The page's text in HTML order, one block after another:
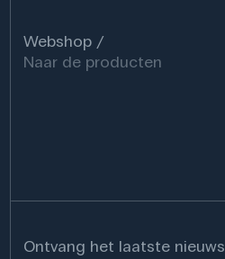
Webshop
Naar de producten
Ontvang het laatste nieuws